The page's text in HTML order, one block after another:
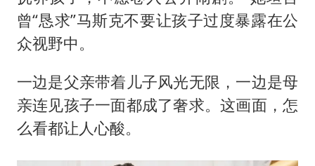
曾“恳求”马斯克不要让孩子过度暴露在公
众视野中。
一边是父亲带着儿子风光无限，一边是母
亲连见孩子一面都成了奢求。这画面，怎
么看都让人心酸。